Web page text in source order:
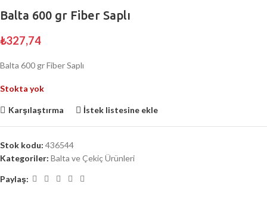
Balta 600 gr Fiber Saplı
₺327,74
Balta 600 gr Fiber Saplı
Stokta yok
Karşılaştırma İstek listesine ekle
Stok kodu: 436544
Kategoriler: Balta ve Çekiç Ürünleri
Paylaş: